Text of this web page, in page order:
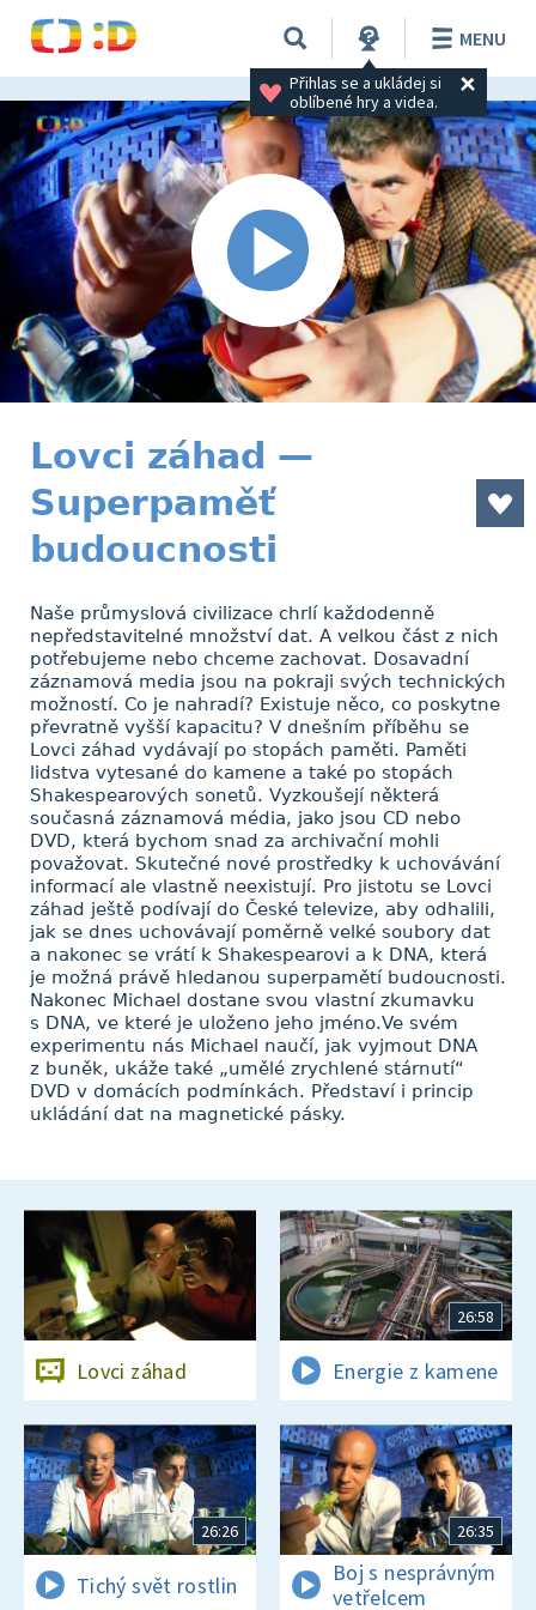
Přihlas se a ukládej si
oblíbené hry a videa.
MENU
Lovci záhad —
Superpaměť
budoucnosti
Naše průmyslová civilizace chrlí každodenně
nepředstavitelné množství dat. A velkou část z nich
potřebujeme nebo chceme zachovat. Dosavadní
záznamová media jsou na pokraji svých technických
možností. Co je nahradí? Existuje něco, co poskytne
převratně vyšší kapacitu? V dnešním příběhu se
Lovci záhad vydávají po stopách paměti. Paměti
lidstva vytesané do kamene a také po stopách
Shakespearových sonetů. Vyzkoušejí některá
současná záznamová média, jako jsou CD nebo
DVD, která bychom snad za archivační mohli
považovat. Skutečné nové prostředky k uchovávání
informací ale vlastně neexistují. Pro jistotu se Lovci
záhad ještě podívají do České televize, aby odhalili,
jak se dnes uchovávají poměrně velké soubory dat
a nakonec se vrátí k Shakespearovi a k DNA, která
je možná právě hledanou superpamětí budoucnosti.
Nakonec Michael dostane svou vlastní zkumavku
s DNA, ve které je uloženo jeho jméno.Ve svém
experimentu nás Michael naučí, jak vyjmout DNA
z buněk, ukáže také „umělé zrychlené stárnutí“
DVD v domácích podmínkách. Představí i princip
ukládání dat na magnetické pásky.
Lovci záhad
26:58
Energie z kamene
26:26
Tichý svět rostlin
26:35
Boj s nesprávným
vetřelcem